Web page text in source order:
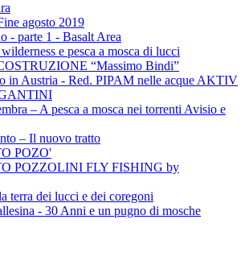
agosto 2019
- parte 1 - Basalt Area
e pesca a mosca di lucci
“Massimo Bindi”
in Austria - Red. PIPAM nelle acque AKTIV
– A pesca a mosca nei torrenti Avisio e
– Il nuovo tratto
POZO'
POZZOLINI FLY FISHING by
terra dei lucci e dei coregoni
- 30 Anni e un pugno di mosche